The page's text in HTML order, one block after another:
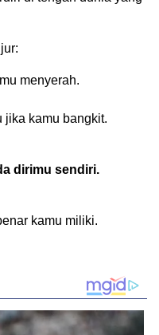
menyerah.
jika kamu bangkit.
dirimu sendiri.
kamu miliki.